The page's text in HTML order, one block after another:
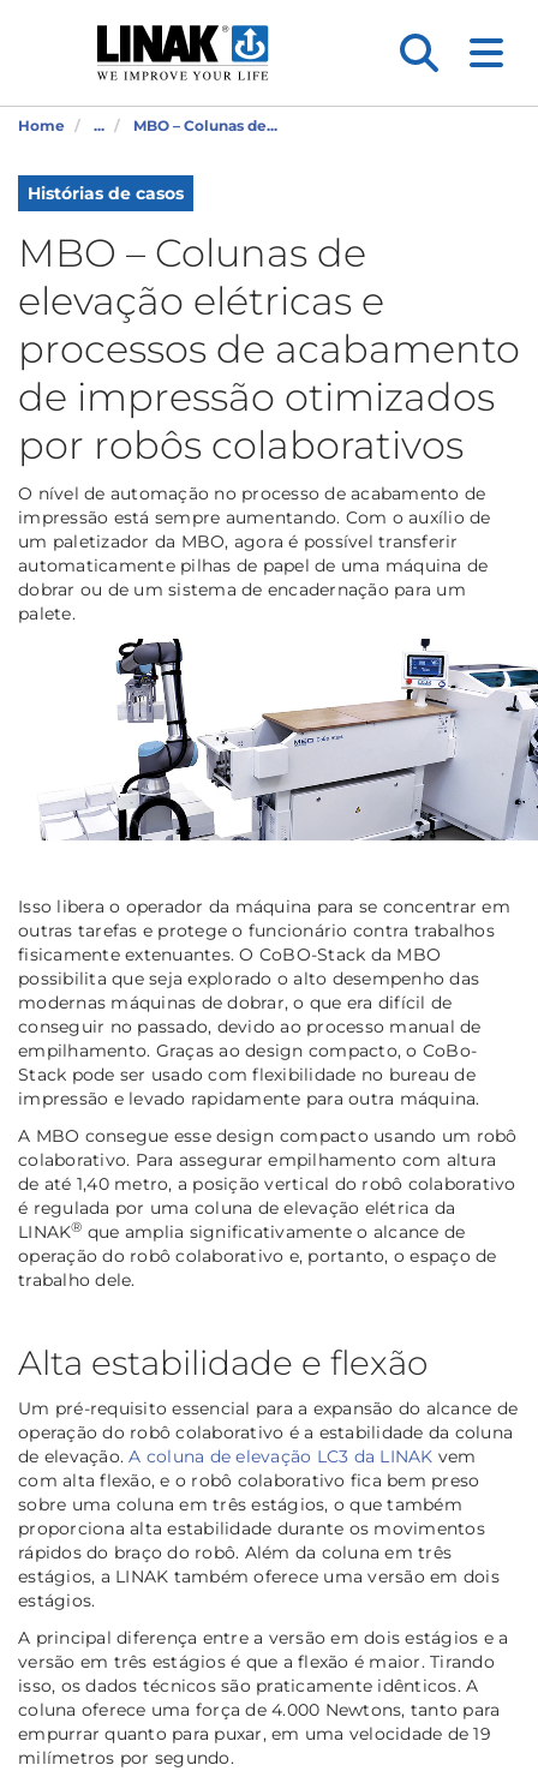
Home ... MBO – Colunas de...
Histórias de casos
MBO – Colunas de
elevação elétricas e
processos de acabamento
de impressão otimizados
por robôs colaborativos
O nível de automação no processo de acabamento de
impressão está sempre aumentando. Com o auxílio de
um paletizador da MBO, agora é possível transferir
automaticamente pilhas de papel de uma máquina de
dobrar ou de um sistema de encadernação para um
palete.
Isso libera o operador da máquina para se concentrar em
outras tarefas e protege o funcionário contra trabalhos
fisicamente extenuantes. O CoBO-Stack da MBO
possibilita que seja explorado o alto desempenho das
modernas máquinas de dobrar, o que era difícil de
conseguir no passado, devido ao processo manual de
empilhamento. Graças ao design compacto, o CoBo-
Stack pode ser usado com flexibilidade no bureau de
impressão e levado rapidamente para outra máquina.
A MBO consegue esse design compacto usando um robô
colaborativo. Para assegurar empilhamento com altura
de até 1,40 metro, a posição vertical do robô colaborativo
é regulada por uma coluna de elevação elétrica da
LINAK® que amplia significativamente o alcance de
operação do robô colaborativo e, portanto, o espaço de
trabalho dele.
Alta estabilidade e flexão
Um pré-requisito essencial para a expansão do alcance de
operação do robô colaborativo é a estabilidade da coluna
de elevação.A coluna de elevação LC3 da LINAK vem
com alta flexão, e o robô colaborativo fica bem preso
sobre uma coluna em três estágios, o que também
proporciona alta estabilidade durante os movimentos
rápidos do braço do robô. Além da coluna em três
estágios, a LINAK também oferece uma versão em dois
estágios.
A principal diferença entre a versão em dois estágios e a
versão em três estágios é que a flexão é maior. Tirando
isso, os dados técnicos são praticamente idênticos. A
coluna oferece uma força de 4.000 Newtons, tanto para
empurrar quanto para puxar, em uma velocidade de 19
milímetros por segundo.